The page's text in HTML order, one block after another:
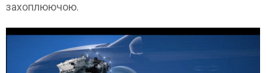
захоплюючою.